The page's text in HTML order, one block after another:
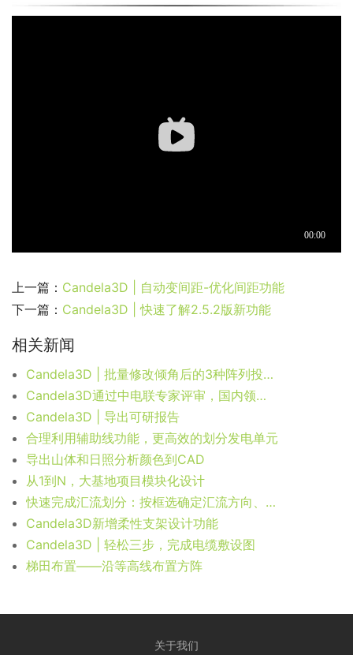
上一篇： Candela3D | 自动变间距-优化间距功能
下一篇： Candela3D | 快速了解2.5.2版新功能
相关新闻
Candela3D | 批量修改倾角后的3种阵列投影调整方式
Candela3D通过中电联专家评审，国内领先！
Candela3D | 导出可研报告
合理利用辅助线功能，更高效的划分发电单元
导出山体和日照分析颜色到CAD
从1到N，大基地项目模块化设计
快速完成汇流划分：按框选确定汇流方向、手动与自动结合
Candela3D新增柔性支架设计功能
Candela3D | 轻松三步，完成电缆敷设图
梯田布置——沿等高线布置方阵
关于我们